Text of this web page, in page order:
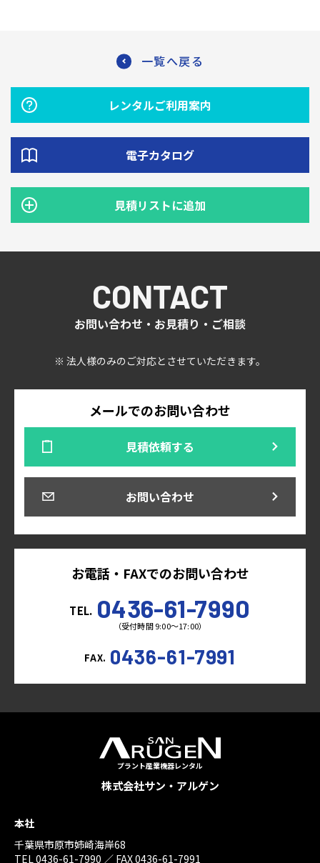
一覧へ戻る
レンタルご利用案内
電子カタログ
見積リストに追加
CONTACT
お問い合わせ・お見積り・ご相談
※ 法人様のみのご対応とさせていただきます。
メールでのお問い合わせ
見積依頼する
お問い合わせ
お電話・FAXでのお問い合わせ
TEL. 0436-61-7990
（受付時間 9:00～17:00）
FAX. 0436-61-7991
プラント産業機器レンタル
株式会社サン・アルゲン
本社
千葉県市原市姉崎海岸68
TEL 0436-61-7990 ／ FAX 0436-61-7991